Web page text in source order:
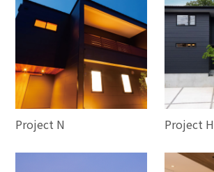
Project N Project H